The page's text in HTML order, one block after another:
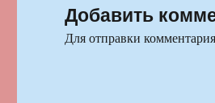
Добавить
Для отправки